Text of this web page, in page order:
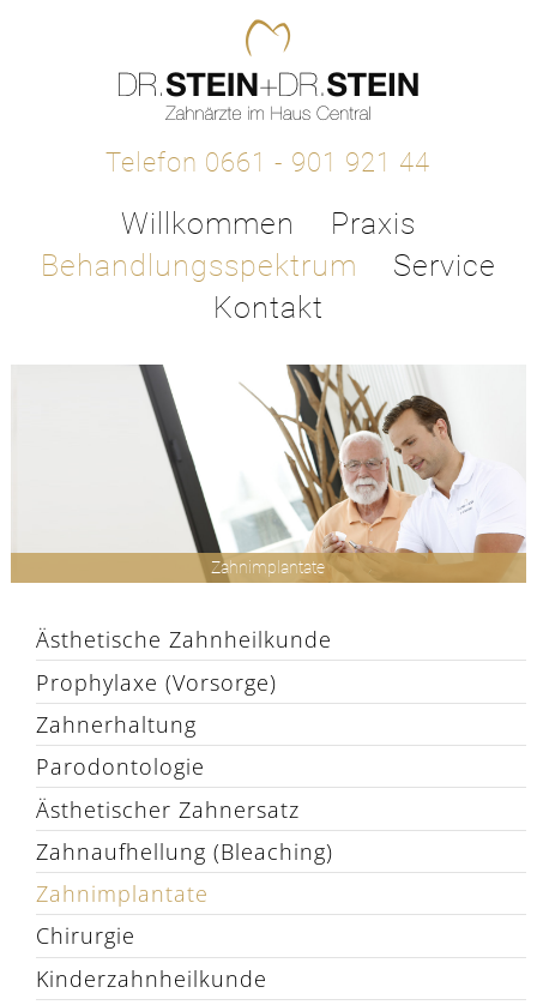
Telefon 0661 - 901 921 44
Willkommen
Praxis
Behandlungsspektrum
Service
Kontakt
Zahnimplantate
Ästhetische Zahnheilkunde
Prophylaxe (Vorsorge)
Zahnerhaltung
Parodontologie
Ästhetischer Zahnersatz
Zahnaufhellung (Bleaching)
Zahnimplantate
Chirurgie
Kinderzahnheilkunde